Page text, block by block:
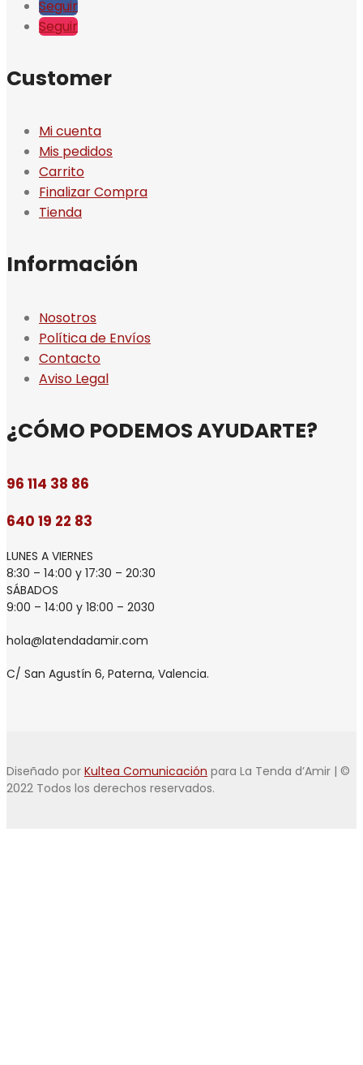
Seguir
Seguir
Customer
Mi cuenta
Mis pedidos
Carrito
Finalizar Compra
Tienda
Información
Nosotros
Política de Envíos
Contacto
Aviso Legal
¿CÓMO PODEMOS AYUDARTE?
96 114 38 86
640 19 22 83
LUNES A VIERNES
8:30 – 14:00 y 17:30 – 20:30
SÁBADOS
9:00 – 14:00 y 18:00 – 2030
hola@latendadamir.com
C/ San Agustín 6, Paterna, Valencia.
Diseñado por Kultea Comunicación para La Tenda d’Amir | ©
2022 Todos los derechos reservados.